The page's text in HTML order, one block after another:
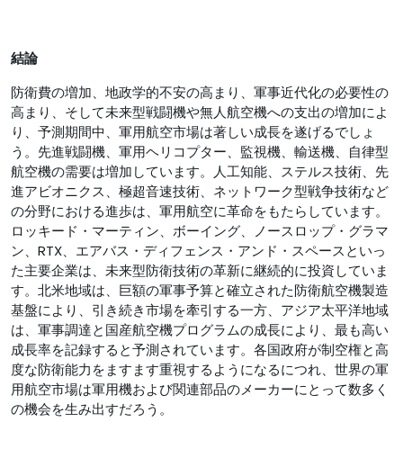
結論
防衛費の増加、地政学的不安の高まり、軍事近代化の必要性の
高まり、そして未来型戦闘機や無人航空機への支出の増加によ
り、予測期間中、軍用航空市場は著しい成長を遂げるでしょ
う。先進戦闘機、軍用ヘリコプター、監視機、輸送機、自律型
航空機の需要は増加しています。人工知能、ステルス技術、先
進アビオニクス、極超音速技術、ネットワーク型戦争技術など
の分野における進歩は、軍用航空に革命をもたらしています。
ロッキード・マーティン、ボーイング、ノースロップ・グラマ
ン、RTX、エアバス・ディフェンス・アンド・スペースといっ
た主要企業は、未来型防衛技術の革新に継続的に投資していま
す。北米地域は、巨額の軍事予算と確立された防衛航空機製造
基盤により、引き続き市場を牽引する一方、アジア太平洋地域
は、軍事調達と国産航空機プログラムの成長により、最も高い
成長率を記録すると予測されています。各国政府が制空権と高
度な防衛能力をますます重視するようになるにつれ、世界の軍
用航空市場は軍用機および関連部品のメーカーにとって数多く
の機会を生み出すだろう。